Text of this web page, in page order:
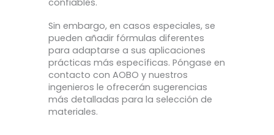
confiables.
Sin embargo, en casos especiales, se
pueden añadir fórmulas diferentes
para adaptarse a sus aplicaciones
prácticas más específicas. Póngase en
contacto con AOBO y nuestros
ingenieros le ofrecerán sugerencias
más detalladas para la selección de
materiales.